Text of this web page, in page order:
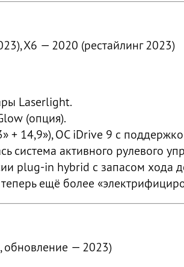
X6 — 2020 (рестайлинг 2023)
Laserlight.
(опция).
+ 14,9»), ОС iDrive 9 с
система активного рулевого
plug-in hybrid с запасом хода
ещё более
обновление — 2023)